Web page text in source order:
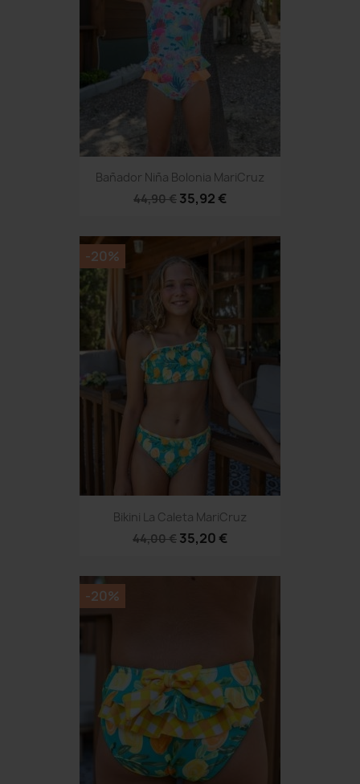
Bañador Niña Bolonia MariCruz
44,90 € 35,92 €
Bikini La Caleta MariCruz
44,00 € 35,20 €
-20%
-20%